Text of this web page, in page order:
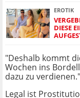
EROTIK
DIESE
"Deshalb kommt
Wochen ins
dazu zu verdienen."
Legal ist